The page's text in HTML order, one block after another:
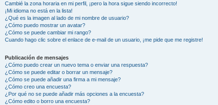
Cambié la zona horaria en mi perfil, ¡pero la hora sigue siendo incorrecto!
¡Mi idioma no está en la lista!
¿Qué es la imagen al lado de mi nombre de usuario?
¿Cómo puedo mostrar un avatar?
¿Cómo se puede cambiar mi rango?
Cuando hago clic sobre el enlace de e-mail de un usuario, ¡me pide que me registre!
Publicación de mensajes
¿Cómo puedo crear un nuevo tema o enviar una respuesta?
¿Cómo se puede editar o borrar un mensaje?
¿Cómo se puede añadir una firma a mi mensaje?
¿Cómo creo una encuesta?
¿Por qué no se puede añadir más opciones a la encuesta?
¿Cómo edito o borro una encuesta?